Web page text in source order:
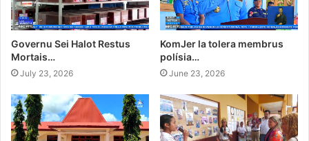
Governu Sei Halot Restus
Mortais…
July 23, 2026
KomJer la tolera membrus
polísia…
June 23, 2026